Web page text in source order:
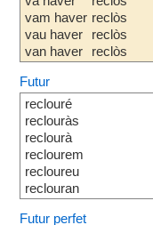
vam haver
vau haver
van haver
reclòs
reclòs
reclòs
Futur
reclouré
reclouràs
reclourà
reclourem
recloureu
reclouran
Futur perfet